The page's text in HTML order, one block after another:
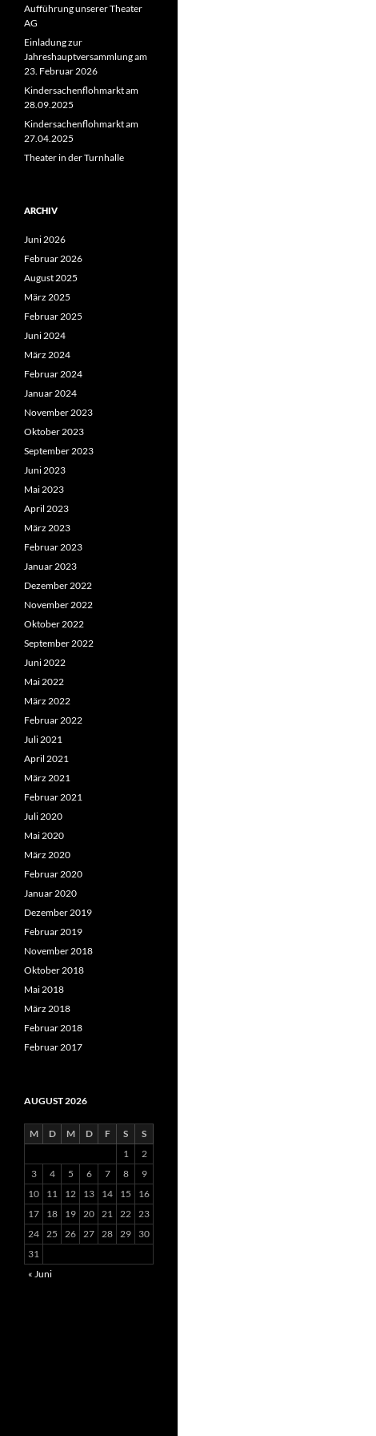
Aufführung unserer Theater
AG
Einladung zur
Jahreshauptversammlung am
23. Februar 2026
Kindersachenflohmarkt am
28.09.2025
Kindersachenflohmarkt am
27.04.2025
Theater in der Turnhalle
ARCHIV
Juni 2026
Februar 2026
August 2025
März 2025
Februar 2025
Juni 2024
März 2024
Februar 2024
Januar 2024
November 2023
Oktober 2023
September 2023
Juni 2023
Mai 2023
April 2023
März 2023
Februar 2023
Januar 2023
Dezember 2022
November 2022
Oktober 2022
September 2022
Juni 2022
Mai 2022
März 2022
Februar 2022
Juli 2021
April 2021
März 2021
Februar 2021
Juli 2020
Mai 2020
März 2020
Februar 2020
Januar 2020
Dezember 2019
Februar 2019
November 2018
Oktober 2018
Mai 2018
März 2018
Februar 2018
Februar 2017
AUGUST 2026
M D M D F S
S
1
2
3
4 5 6 7 8
9
10
11 12 13 14 15
16
17
18 19 20 21 22 23
24 25 26 27 28 29
30
31
« Juni